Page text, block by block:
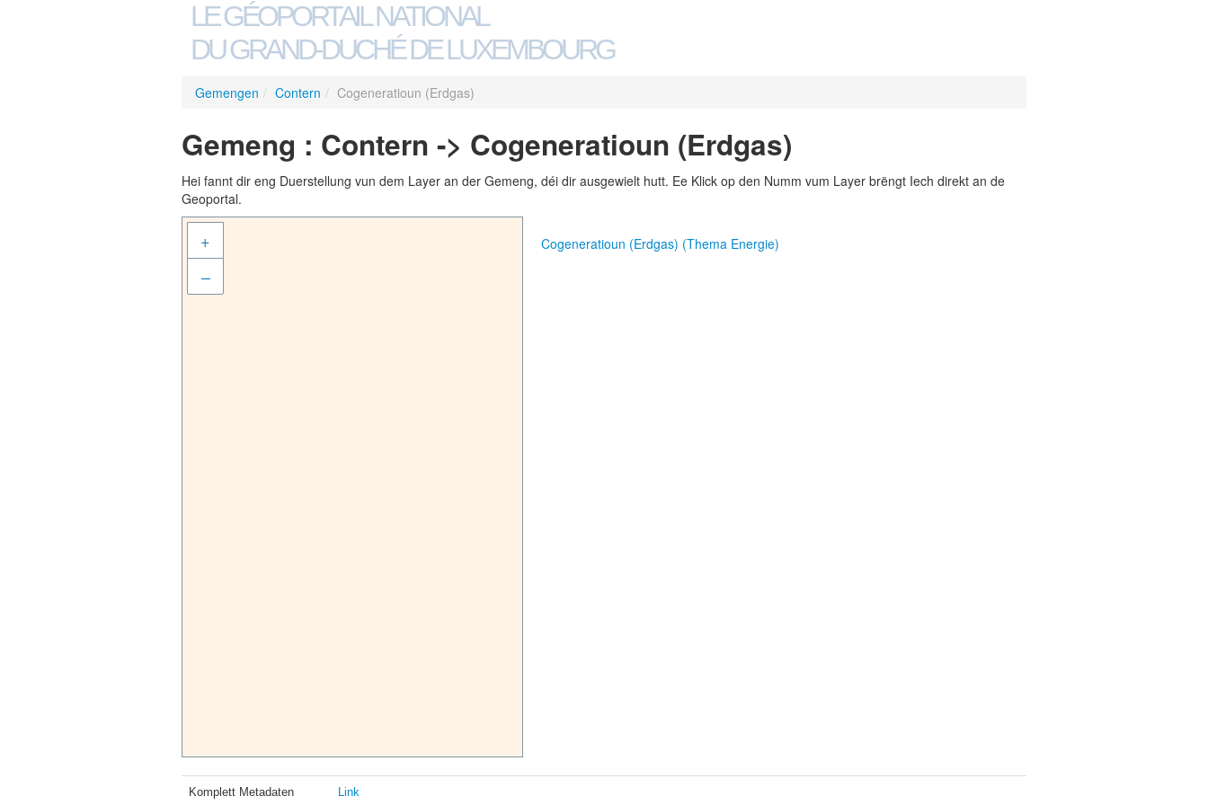
LE GÉOPORTAIL NATIONAL
DU GRAND-DUCHÉ DE LUXEMBOURG
Gemengen / Contern / Cogeneratioun (Erdgas)
Gemeng : Contern -> Cogeneratioun (Erdgas)
Hei fannt dir eng Duerstellung vun dem Layer an der Gemeng, déi dir ausgewielt hutt. Ee Klick op den Numm vum Layer brëngt Iech direkt an de
Geoportal.
+
–
Cogeneratioun (Erdgas) (Thema Energie)
Komplett Metadaten Link